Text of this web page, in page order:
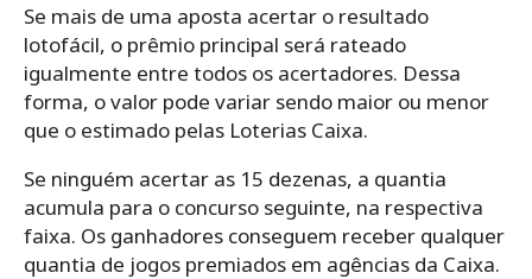
Se mais de uma aposta acertar o resultado
lotofácil, o prêmio principal será rateado
igualmente entre todos os acertadores. Dessa
forma, o valor pode variar sendo maior ou menor
que o estimado pelas Loterias Caixa.
Se ninguém acertar as 15 dezenas, a quantia
acumula para o concurso seguinte, na respectiva
faixa. Os ganhadores conseguem receber qualquer
quantia de jogos premiados em agências da Caixa.